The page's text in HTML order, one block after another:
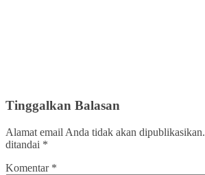
Tinggalkan Balasan
Alamat email Anda tidak akan dipublikasikan.
ditandai *
Komentar *